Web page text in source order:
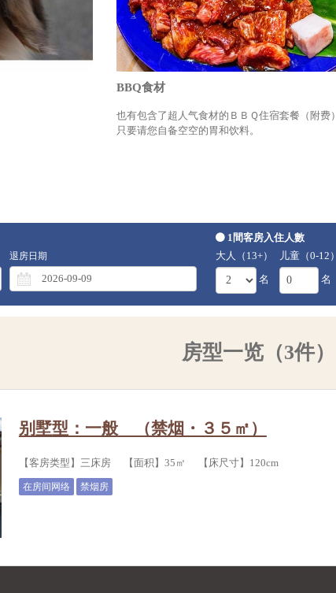
BBQ食材
也有包含了超人气食材的ＢＢＱ住宿套餐（附费）
只要请您自备空空的胃和饮料。
退房日期
1間客房入住人數
大人（13+）
名
儿童（0-12）
名
房型一览（3件）
别墅型：一般 （禁烟・３５㎡）
【客房类型】三床房 【面积】35㎡ 【床尺寸】120cm
在房间网络 禁烟房